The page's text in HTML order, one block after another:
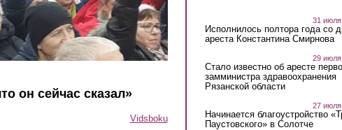
он сейчас сказал»
Vidsboku
31
Исполнилось полтора года со
ареста Константина Смирнова
29
Стало известно об аресте
замминистра здравоохранения
Рязанской области
27
Начинается благоустройство
Паустовского» в Солотче